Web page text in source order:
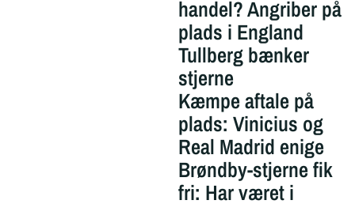
handel? Angriber på
plads i England
Tullberg bænker
stjerne
Kæmpe aftale på
plads: Vinicius og
Real Madrid enige
Brøndby-stjerne fik
fri: Har været i